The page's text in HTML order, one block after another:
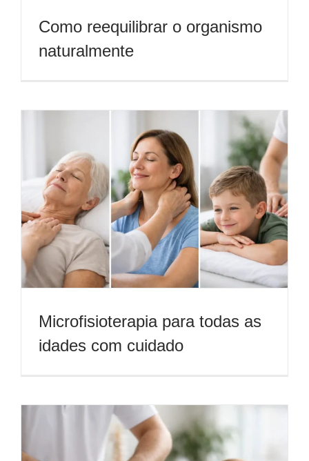
Como reequilibrar o organismo
naturalmente
Microfisioterapia para todas as
idades com cuidado